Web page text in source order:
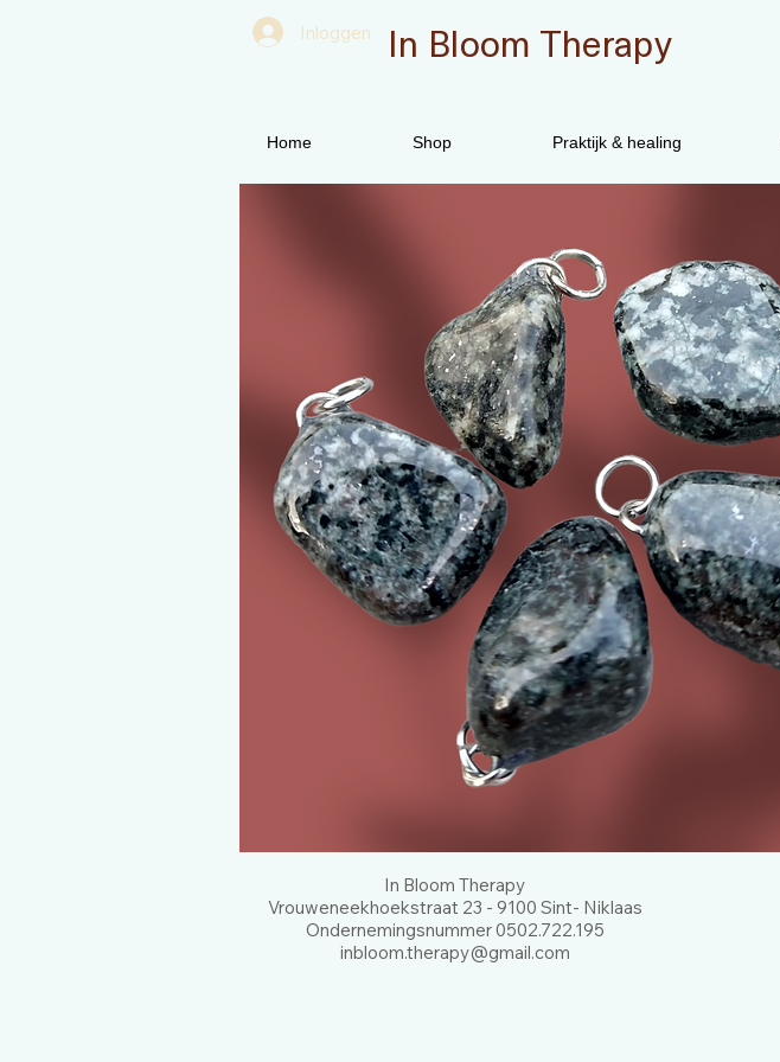
Inloggen In Bloom Therapy
Home Shop Praktijk & healing
In Bloom Therapy
Vrouweneekhoekstraat 23 - 9100 Sint- Niklaas
Ondernemingsnummer 0502.722.195
inbloom.therapy@gmail.com